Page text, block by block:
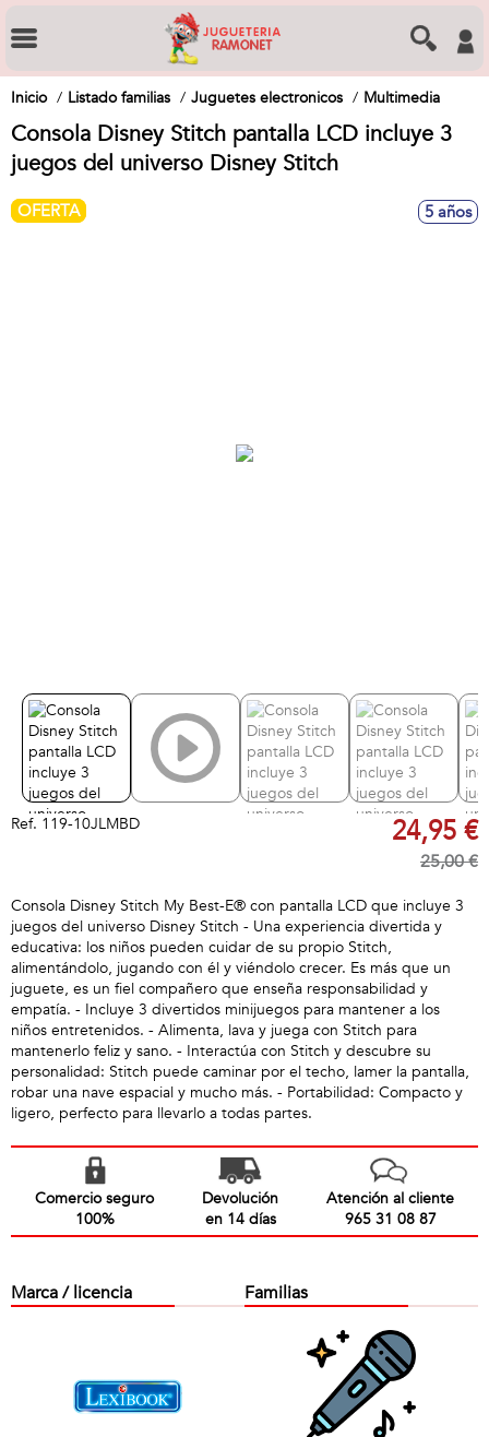
Inicio Listado familias Juguetes electronicos Multimedia
Consola Disney Stitch pantalla LCD incluye 3
juegos del universo Disney Stitch
OFERTA 5 años
Ref. 119-10JLMBD 24,95 €
25,00 €
Consola Disney Stitch My Best-E® con pantalla LCD que incluye 3
juegos del universo Disney Stitch - Una experiencia divertida y
educativa: los niños pueden cuidar de su propio Stitch,
alimentándolo, jugando con él y viéndolo crecer. Es más que un
juguete, es un fiel compañero que enseña responsabilidad y
empatía. - Incluye 3 divertidos minijuegos para mantener a los
niños entretenidos. - Alimenta, lava y juega con Stitch para
mantenerlo feliz y sano. - Interactúa con Stitch y descubre su
personalidad: Stitch puede caminar por el techo, lamer la pantalla,
robar una nave espacial y mucho más. - Portabilidad: Compacto y
ligero, perfecto para llevarlo a todas partes.
Comercio seguro
100%
Devolución
en 14 días
Atención al cliente
965 31 08 87
Marca / licencia Familias